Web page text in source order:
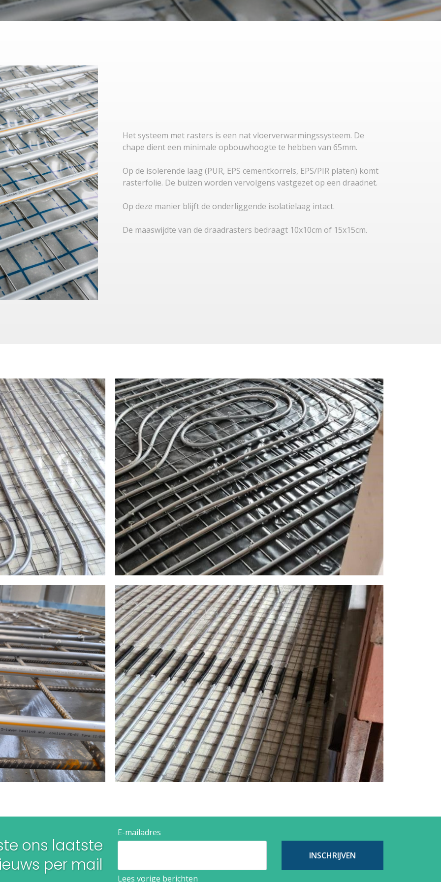
Het systeem met rasters is een nat vloerverwarmingssysteem. De
chape dient een minimale opbouwhoogte te hebben van 65mm.
Op de isolerende laag (PUR, EPS cementkorrels, EPS/PIR platen) komt
rasterfolie. De buizen worden vervolgens vastgezet op een draadnet.
​​​​​​​Op deze manier blijft de onderliggende isolatielaag intact.
De maaswijdte van de draadrasters bedraagt 10x10cm of 15x15cm.
ons laatste
per mail​​​​​​​
E-mailadres
Lees vorige berichten